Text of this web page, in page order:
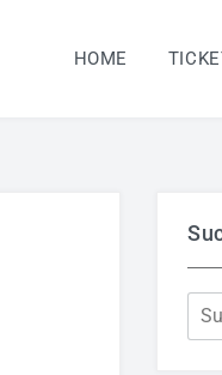
HOME